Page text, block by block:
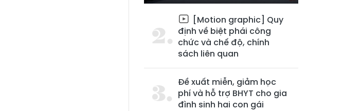
[Motion graphic] Quy
định về biệt phái công
chức và chế độ, chính
sách liên quan
Đề xuất miễn, giảm học
phí và hỗ trợ BHYT cho gia
đình sinh hai con gái